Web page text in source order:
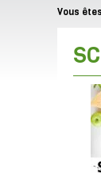
Vous